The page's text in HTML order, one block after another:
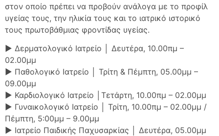
στον οποίο πρέπει να προβούν ανάλογα με το προφίλ
υγείας τους, την ηλικία τους και το ιατρικό ιστορικό
τους πρωτοβάθμιας φροντίδας υγείας.
► Δερματολογικό Ιατρείο │ Δευτέρα, 10.00πμ –
02.00μμ
► Παθολογικό Ιατρείο │ Τρίτη & Πέμπτη, 05.00μμ –
09.00μμ
► Καρδιολογικό Ιατρείο │Τετάρτη, 10.00πμ – 02.00μμ
► Γυναικολογικό Ιατρείο │ Τρίτη, 10.00πμ – 02.00μμ /
Πέμπτη, 5:00μμ – 9.00μμ
► Ιατρείο Παιδικής Παχυσαρκίας │ Δευτέρα, 05.00μμ